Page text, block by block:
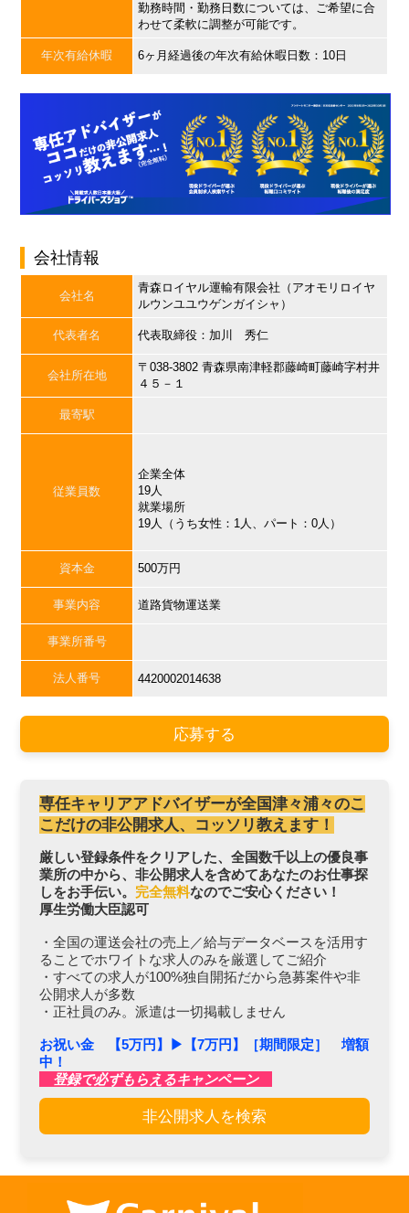
勤務時間・勤務日数については、ご希望に合
わせて柔軟に調整が可能です。
年次有給休暇 6ヶ月経過後の年次有給休暇日数：10日
会社情報
会社名
青森ロイヤル運輸有限会社（アオモリロイヤ
ルウンユユウゲンガイシャ）
代表者名 代表取締役：加川 秀仁
会社所在地
〒038-3802 青森県南津軽郡藤崎町藤崎字村井
４５－１
最寄駅
従業員数
企業全体
19人
就業場所
19人（うち女性：1人、パート：0人）
資本金 500万円
事業内容 道路貨物運送業
事業所番号
法人番号 4420002014638
応募する
専任キャリアアドバイザーが全国津々浦々のこ
こだけの非公開求人、コッソリ教えます！
厳しい登録条件をクリアした、全国数千以上の優良事
業所の中から、非公開求人を含めてあなたのお仕事探
しをお手伝い。 完全無料なのでご安心ください！
厚生労働大臣認可
・全国の運送会社の売上／給与データベースを活用す
ることでホワイトな求人のみを厳選してご紹介
・すべての求人が100%独自開拓だから急募案件や非
公開求人が多数
・正社員のみ。派遣は一切掲載しません
お祝い金 【5万円】▶︎【7万円】［期間限定］ 増額
中！
登録で必ずもらえるキャンペーン
非公開求人を検索